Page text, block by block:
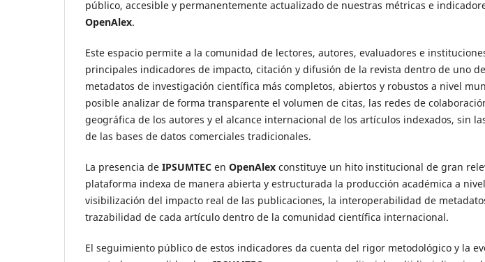
público, accesible y permanentemente actualizado de nuestras métricas e
OpenAlex.
Este espacio permite a la comunidad de lectores, autores, evaluadores e
principales indicadores de impacto, citación y difusión de la revista dentro de uno
metadatos de investigación científica más completos, abiertos y robustos a nivel
posible analizar de forma transparente el volumen de citas, las redes de
geográfica de los autores y el alcance internacional de los artículos indexados, sin
de las bases de datos comerciales tradicionales.
La presencia de IPSUMTEC en OpenAlex constituye un hito institucional de gran
plataforma indexa de manera abierta y estructurada la producción académica a
visibilización del impacto real de las publicaciones, la interoperabilidad de metadatos
trazabilidad de cada artículo dentro de la comunidad científica internacional.
El seguimiento público de estos indicadores da cuenta del rigor metodológico y la